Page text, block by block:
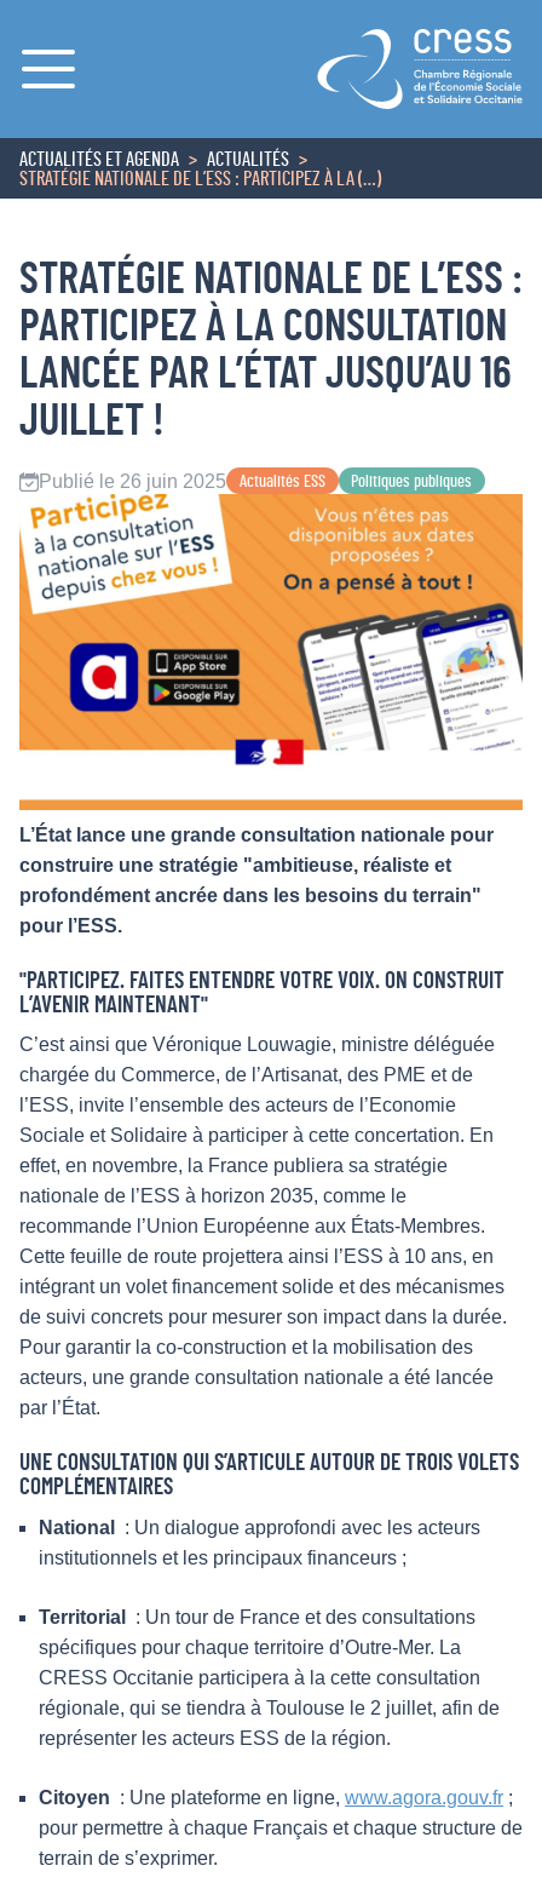
Menu
ACCUEIL
ACTUALITÉS ET AGENDA
ACTUALITÉS
STRATÉGIE NATIONALE DE L’ESS : PARTICIPEZ À LA (…)
STRATÉGIE NATIONALE DE L’ESS :
PARTICIPEZ À LA CONSULTATION
LANCÉE PAR L’ÉTAT JUSQU’AU 16
JUILLET !
Publié le 26 juin 2025 Actualités ESS Politiques publiques
L’État lance une grande consultation nationale pour
construire une stratégie "ambitieuse, réaliste et
profondément ancrée dans les besoins du terrain"
pour l’ESS.
"PARTICIPEZ. FAITES ENTENDRE VOTRE VOIX. ON CONSTRUIT
L’AVENIR MAINTENANT"
C’est ainsi que Véronique Louwagie, ministre déléguée
chargée du Commerce, de l’Artisanat, des PME et de
l’ESS, invite l’ensemble des acteurs de l’Economie
Sociale et Solidaire à participer à cette concertation. En
effet, en novembre, la France publiera sa stratégie
nationale de l’ESS à horizon 2035, comme le
recommande l’Union Européenne aux États-Membres.
Cette feuille de route projettera ainsi l’ESS à 10 ans, en
intégrant un volet financement solide et des mécanismes
de suivi concrets pour mesurer son impact dans la durée.
Pour garantir la co-construction et la mobilisation des
acteurs, une grande consultation nationale a été lancée
par l’État.
UNE CONSULTATION QUI S’ARTICULE AUTOUR DE TROIS VOLETS
COMPLÉMENTAIRES
National
: Un dialogue approfondi avec les acteurs
institutionnels et les principaux financeurs ;
Territorial
: Un tour de France et des consultations
spécifiques pour chaque territoire d’Outre-Mer. La
CRESS Occitanie participera à la cette consultation
régionale, qui se tiendra à Toulouse le 2 juillet, afin de
représenter les acteurs ESS de la région.
Citoyen : Une plateforme en ligne, www.agora.gouv.fr ;
pour permettre à chaque Français et chaque structure de
terrain de s’exprimer.